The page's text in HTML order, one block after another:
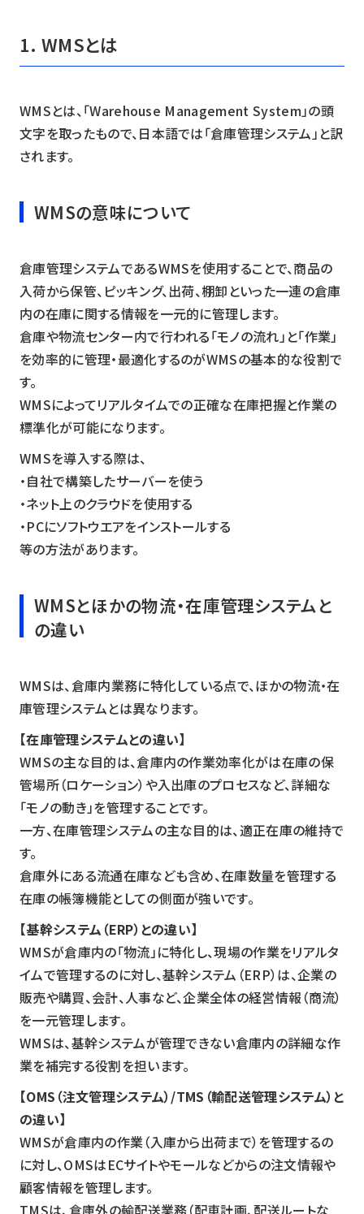
1. WMSとは
WMSとは、「Warehouse Management System」の頭
文字を取ったもので、日本語では「倉庫管理システム」と訳
されます。
WMSの意味について
倉庫管理システムであるWMSを使用することで、商品の
入荷から保管、ピッキング、出荷、棚卸といった一連の倉庫
内の在庫に関する情報を一元的に管理します。
倉庫や物流センター内で行われる「モノの流れ」と「作業」
を効率的に管理・最適化するのがWMSの基本的な役割で
す。
WMSによってリアルタイムでの正確な在庫把握と作業の
標準化が可能になります。
WMSを導入する際は、
・自社で構築したサーバーを使う
・ネット上のクラウドを使用する
・PCにソフトウエアをインストールする
等の方法があります。
WMSとほかの物流・在庫管理システムと
の違い
WMSは、倉庫内業務に特化している点で、ほかの物流・在
庫管理システムとは異なります。
【在庫管理システムとの違い】
WMSの主な目的は、倉庫内の作業効率化がは在庫の保
管場所（ロケーション）や入出庫のプロセスなど、詳細な
「モノの動き」を管理することです。
一方、在庫管理システムの主な目的は、適正在庫の維持で
す。
倉庫外にある流通在庫なども含め、在庫数量を管理する
在庫の帳簿機能としての側面が強いです。
【基幹システム（ERP）との違い】
WMSが倉庫内の「物流」に特化し、現場の作業をリアルタ
イムで管理するのに対し、基幹システム（ERP）は、企業の
販売や購買、会計、人事など、企業全体の経営情報（商流）
を一元管理します。
WMSは、基幹システムが管理できない倉庫内の詳細な作
業を補完する役割を担います。
【OMS（注文管理システム）/TMS（輸配送管理システム）と
の違い】
WMSが倉庫内の作業（入庫から出荷まで）を管理するの
に対し、OMSはECサイトやモールなどからの注文情報や
顧客情報を管理します。
TMSは、倉庫外の輸配送業務（配車計画、配送ルートな